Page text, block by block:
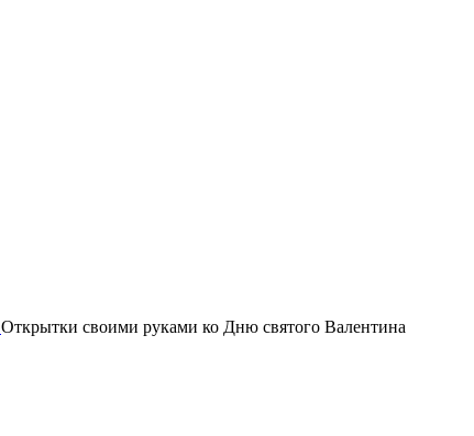
Открытки своими руками ко Дню святого Валентина